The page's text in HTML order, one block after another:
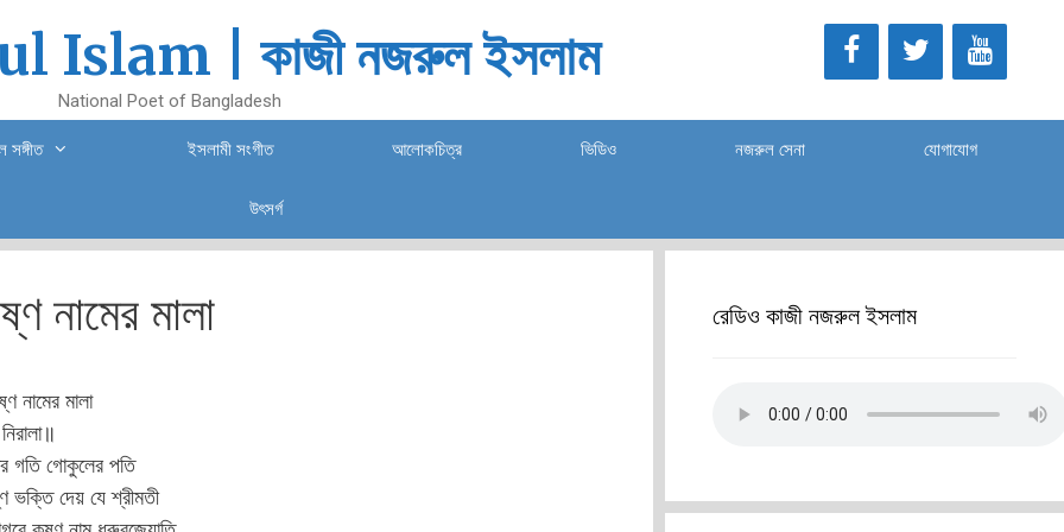
Islam | কাজী নজরুল ইসলাম
National Poet of Bangladesh
ইসলামী সংগীত আলোকচিত্র ভিডিও নজরুল সেনা যোগাযোগ
উৎসর্গ
নামের মালা
নামের মালা
গতি গোকুলের পতি
ভক্তি দেয় যে শ্রীমতী
রেডিও কাজী নজরুল ইসলাম